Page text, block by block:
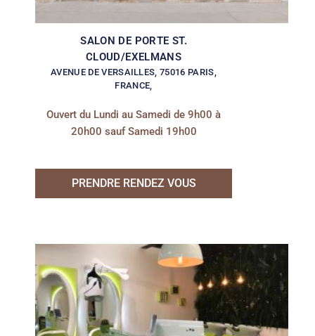
SALON DE PORTE ST.
CLOUD/EXELMANS
AVENUE DE VERSAILLES, 75016 PARIS,
FRANCE,
Ouvert du Lundi au Samedi de 9h00 à
20h00 sauf Samedi 19h00
PRENDRE RENDEZ VOUS